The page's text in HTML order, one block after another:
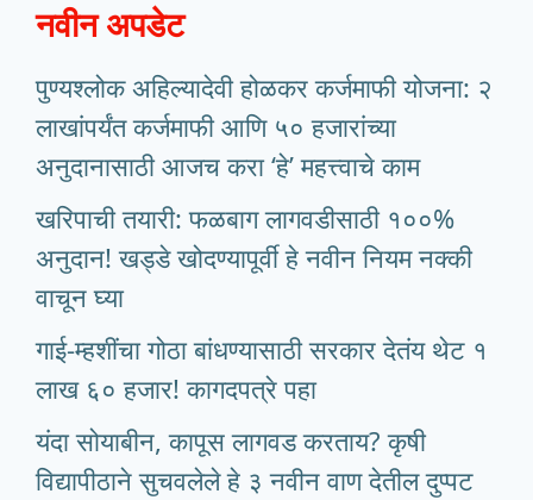
नवीन अपडेट
पुण्यश्लोक अहिल्यादेवी होळकर कर्जमाफी योजना: २
लाखांपर्यंत कर्जमाफी आणि ५० हजारांच्या
अनुदानासाठी आजच करा ‘हे’ महत्त्वाचे काम
खरिपाची तयारी: फळबाग लागवडीसाठी १००%
अनुदान! खड्डे खोदण्यापूर्वी हे नवीन नियम नक्की
वाचून घ्या
गाई-म्हशींचा गोठा बांधण्यासाठी सरकार देतंय थेट १
लाख ६० हजार! कागदपत्रे पहा
यंदा सोयाबीन, कापूस लागवड करताय? कृषी
विद्यापीठाने सुचवलेले हे ३ नवीन वाण देतील दुप्पट